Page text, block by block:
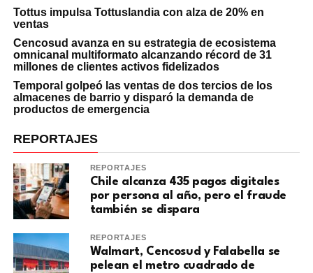
Tottus impulsa Tottuslandia con alza de 20% en
ventas
Cencosud avanza en su estrategia de ecosistema
omnicanal multiformato alcanzando récord de 31
millones de clientes activos fidelizados
Temporal golpeó las ventas de dos tercios de los
almacenes de barrio y disparó la demanda de
productos de emergencia
REPORTAJES
REPORTAJES
Chile alcanza 435 pagos digitales
por persona al año, pero el fraude
también se dispara
REPORTAJES
Walmart, Cencosud y Falabella se
pelean el metro cuadrado de